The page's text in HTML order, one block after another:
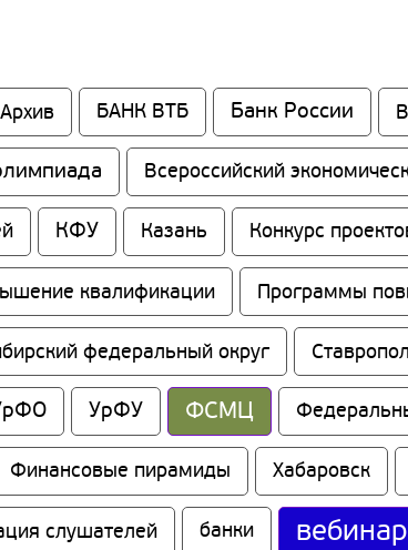
Архив БАНК ВТБ Банк России
Всероссийский
КФУ Казань Конкурс
квалификации Программы
федеральный округ
УрФУ ФСМЦ
Финансовые пирамиды Хабаровск
слушателей банки вебинар